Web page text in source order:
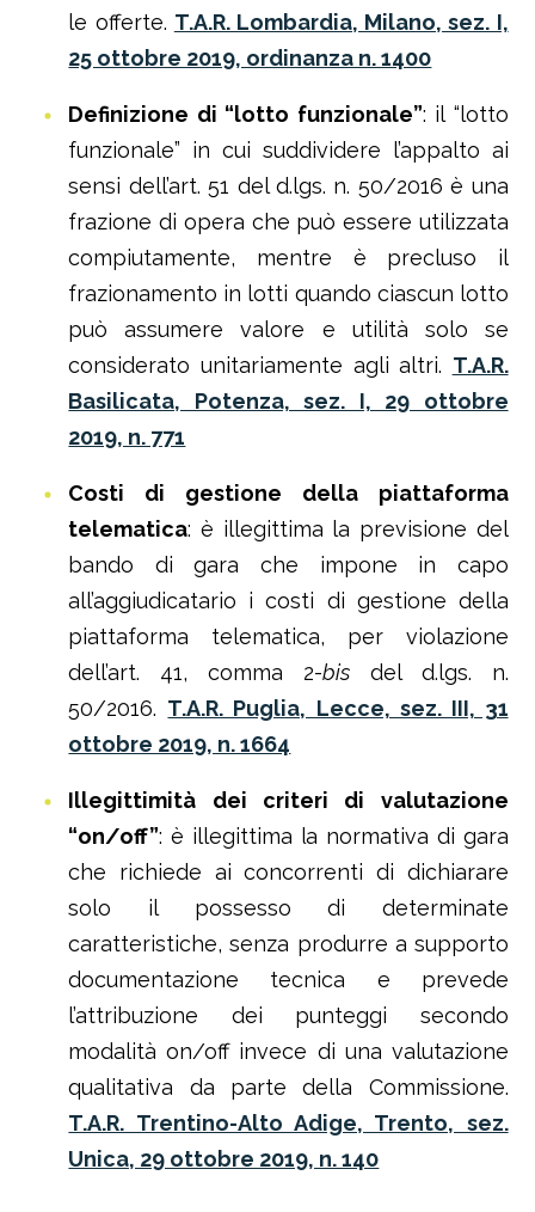
le offerte. T.A.R. Lombardia, Milano, sez. I,
25 ottobre 2019, ordinanza n. 1400
Definizione di “lotto funzionale”: il “lotto
funzionale” in cui suddividere l’appalto ai
sensi dell’art. 51 del d.lgs. n. 50/2016 è una
frazione di opera che può essere utilizzata
compiutamente, mentre è precluso il
frazionamento in lotti quando ciascun lotto
può assumere valore e utilità solo se
considerato unitariamente agli altri. T.A.R.
Basilicata, Potenza, sez. I, 29 ottobre
2019, n. 771
Costi di gestione della piattaforma
telematica: è illegittima la previsione del
bando di gara che impone in capo
all’aggiudicatario i costi di gestione della
piattaforma telematica, per violazione
dell’art. 41, comma 2-bis del d.lgs. n.
50/2016. T.A.R. Puglia, Lecce, sez. III, 31
ottobre 2019, n. 1664
Illegittimità dei criteri di valutazione
“on/off”: è illegittima la normativa di gara
che richiede ai concorrenti di dichiarare
solo il possesso di determinate
caratteristiche, senza produrre a supporto
documentazione tecnica e prevede
l’attribuzione dei punteggi secondo
modalità on/off invece di una valutazione
qualitativa da parte della Commissione.
T.A.R. Trentino-Alto Adige, Trento, sez.
Unica, 29 ottobre 2019, n. 140